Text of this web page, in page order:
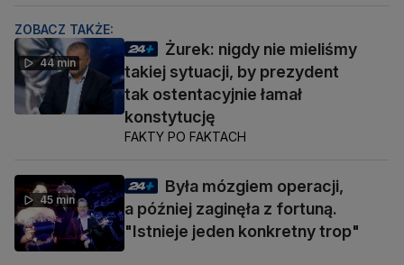
ZOBACZ TAKŻE:
44 min
Żurek: nigdy nie mieliśmy
takiej sytuacji, by prezydent
tak ostentacyjnie łamał
konstytucję
FAKTY PO FAKTACH
45 min
Była mózgiem operacji,
a później zaginęła z fortuną.
"Istnieje jeden konkretny trop"